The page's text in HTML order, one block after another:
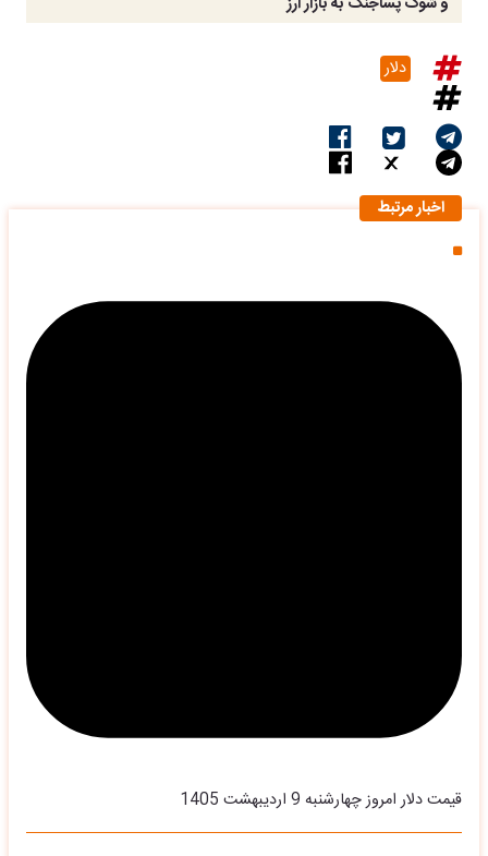
دلار
اخبار مرتبط
قیمت دلار امروز چهارشنبه 9 اردیبهشت 1405